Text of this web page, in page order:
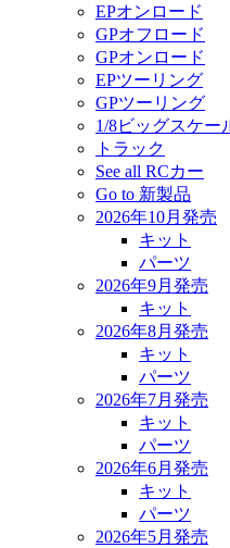
EPオンロード
GPオフロード
GPオンロード
EPツーリング
GPツーリング
1/8ビッグスケー
トラック
See all RCカー
Go to 新製品
2026年10月発売
キット
パーツ
2026年9月発売
キット
2026年8月発売
キット
パーツ
2026年7月発売
キット
パーツ
2026年6月発売
キット
パーツ
2026年5月発売